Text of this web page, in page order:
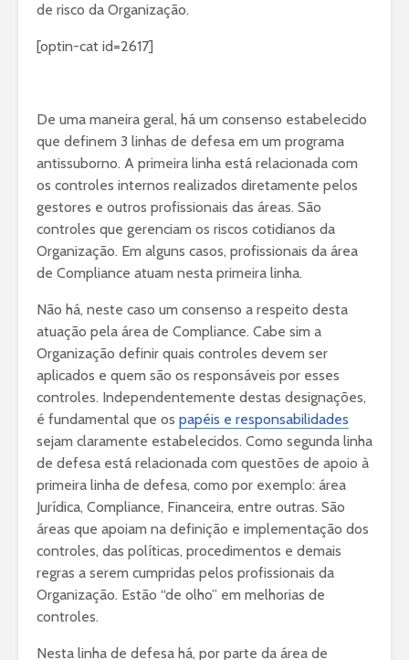
de risco da Organização.
[optin-cat id=2617]
De uma maneira geral, há um consenso estabelecido
que definem 3 linhas de defesa em um programa
antissuborno. A primeira linha está relacionada com
os controles internos realizados diretamente pelos
gestores e outros profissionais das áreas. São
controles que gerenciam os riscos cotidianos da
Organização. Em alguns casos, profissionais da área
de Compliance atuam nesta primeira linha.
Não há, neste caso um consenso a respeito desta
atuação pela área de Compliance. Cabe sim a
Organização definir quais controles devem ser
aplicados e quem são os responsáveis por esses
controles. Independentemente destas designações,
é fundamental que os papéis e responsabilidades
sejam claramente estabelecidos. Como segunda linha
de defesa está relacionada com questões de apoio à
primeira linha de defesa, como por exemplo: área
Jurídica, Compliance, Financeira, entre outras. São
áreas que apoiam na definição e implementação dos
controles, das políticas, procedimentos e demais
regras a serem cumpridas pelos profissionais da
Organização. Estão “de olho” em melhorias de
controles.
Nesta linha de defesa há, por parte da área de